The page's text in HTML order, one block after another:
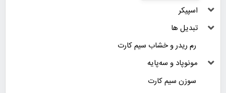
اسپیکر
تبدیل ها
رم ریدر و خشاب سیم کارت
مونوپاد و سه‌پایه
سوزن سیم کارت